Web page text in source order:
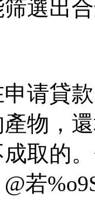
選出
请貸
物，
取的
若